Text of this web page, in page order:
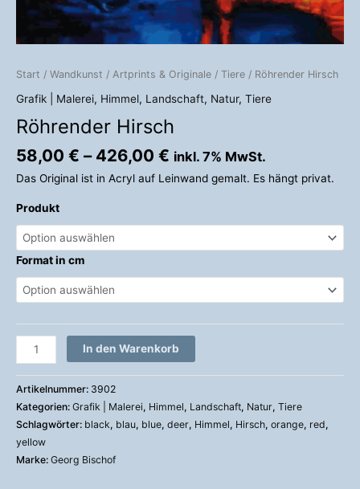
Start / Wandkunst / Artprints & Originale / Tiere / Röhrender Hirsch
Grafik | Malerei, Himmel, Landschaft, Natur, Tiere
Röhrender Hirsch
58,00 € – 426,00 € inkl. 7% MwSt.
Das Original ist in Acryl auf Leinwand gemalt. Es hängt privat.
Produkt
Format in cm
In den Warenkorb
Artikelnummer: 3902
Kategorien: Grafik | Malerei, Himmel, Landschaft, Natur, Tiere
Schlagwörter: black, blau, blue, deer, Himmel, Hirsch, orange, red,
yellow
Marke: Georg Bischof